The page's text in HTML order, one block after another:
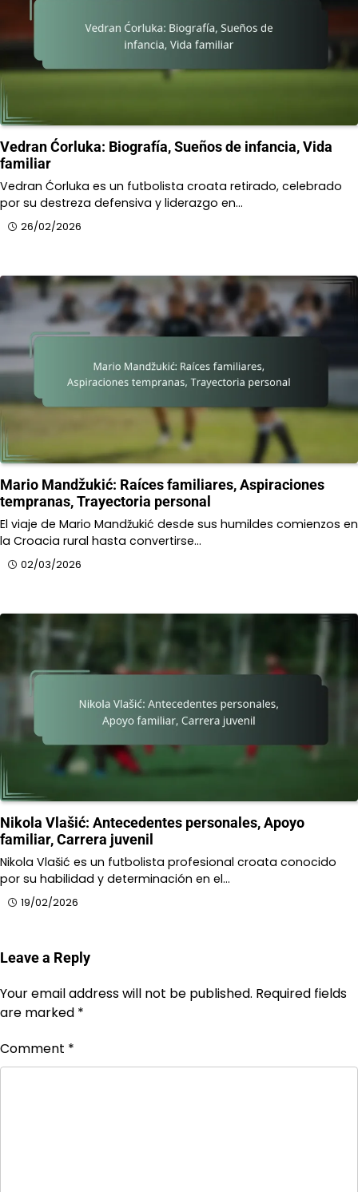
Vedran Ćorluka: Biografía, Sueños de infancia, Vida
familiar
Vedran Ćorluka es un futbolista croata retirado, celebrado
por su destreza defensiva y liderazgo en…
26/02/2026
Mario Mandžukić: Raíces familiares, Aspiraciones
tempranas, Trayectoria personal
El viaje de Mario Mandžukić desde sus humildes comienzos en
la Croacia rural hasta convertirse…
02/03/2026
Nikola Vlašić: Antecedentes personales, Apoyo
familiar, Carrera juvenil
Nikola Vlašić es un futbolista profesional croata conocido
por su habilidad y determinación en el…
19/02/2026
Leave a Reply
Your email address will not be published. Required fields
are marked *
Comment *